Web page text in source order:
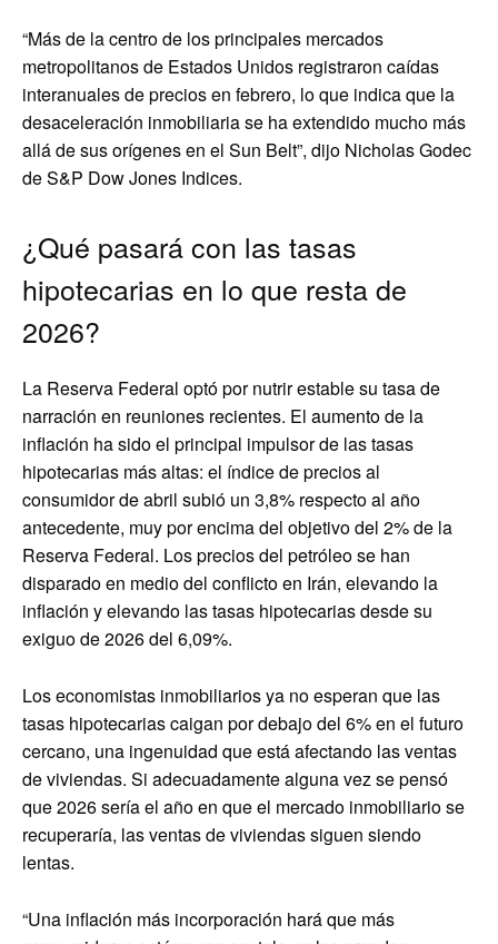
“Más de la centro de los principales mercados
metropolitanos de Estados Unidos registraron caídas
interanuales de precios en febrero, lo que indica que la
desaceleración inmobiliaria se ha extendido mucho más
allá de sus orígenes en el Sun Belt”, dijo Nicholas Godec
de S&P Dow Jones Indices.
¿Qué pasará con las tasas
hipotecarias en lo que resta de
2026?
La Reserva Federal optó por nutrir estable su tasa de
narración en reuniones recientes. El aumento de la
inflación ha sido el principal impulsor de las tasas
hipotecarias más altas: el índice de precios al
consumidor de abril subió un 3,8% respecto al año
antecedente, muy por encima del objetivo del 2% de la
Reserva Federal. Los precios del petróleo se han
disparado en medio del conflicto en Irán, elevando la
inflación y elevando las tasas hipotecarias desde su
exiguo de 2026 del 6,09%.
Los economistas inmobiliarios ya no esperan que las
tasas hipotecarias caigan por debajo del 6% en el futuro
cercano, una ingenuidad que está afectando las ventas
de viviendas. Si adecuadamente alguna vez se pensó
que 2026 sería el año en que el mercado inmobiliario se
recuperaría, las ventas de viviendas siguen siendo
lentas.
“Una inflación más incorporación hará que más